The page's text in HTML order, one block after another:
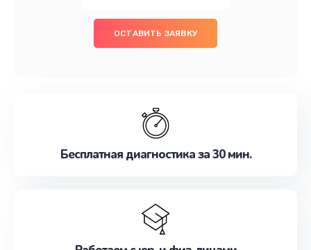
ОСТАВИТЬ ЗАЯВКУ
Бесплатная диагностика за 30 мин.